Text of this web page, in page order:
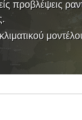
προβλέψεις